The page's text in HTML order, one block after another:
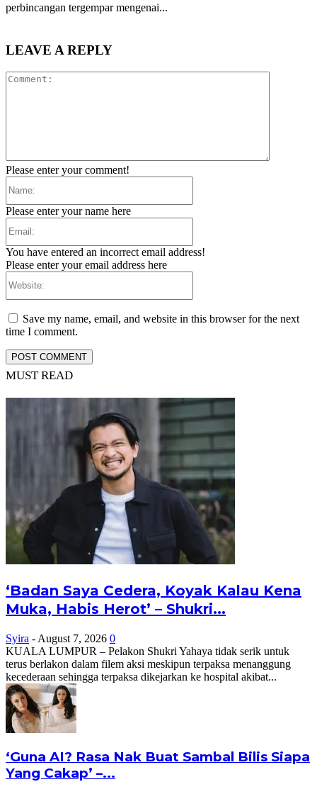
perbincangan tergempar mengenai...
LEAVE A REPLY
Please enter your comment!
Please enter your name here
You have entered an incorrect email address!
Please enter your email address here
Save my name, email, and website in this browser for the next
time I comment.
MUST READ
‘Badan Saya Cedera, Koyak Kalau Kena
Muka, Habis Herot’ – Shukri...
Syira - August 7, 2026 0
KUALA LUMPUR – Pelakon Shukri Yahaya tidak serik untuk
terus berlakon dalam filem aksi meskipun terpaksa menanggung
kecederaan sehingga terpaksa dikejarkan ke hospital akibat...
‘Guna AI? Rasa Nak Buat Sambal Bilis Siapa
Yang Cakap’ –...